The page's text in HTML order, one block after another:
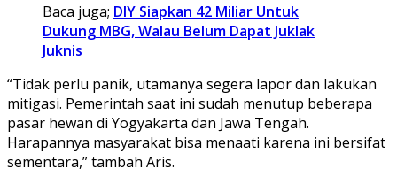
Baca juga; DIY Siapkan 42 Miliar Untuk
Dukung MBG, Walau Belum Dapat Juklak
Juknis
“Tidak perlu panik, utamanya segera lapor dan lakukan
mitigasi. Pemerintah saat ini sudah menutup beberapa
pasar hewan di Yogyakarta dan Jawa Tengah.
Harapannya masyarakat bisa menaati karena ini bersifat
sementara,” tambah Aris.